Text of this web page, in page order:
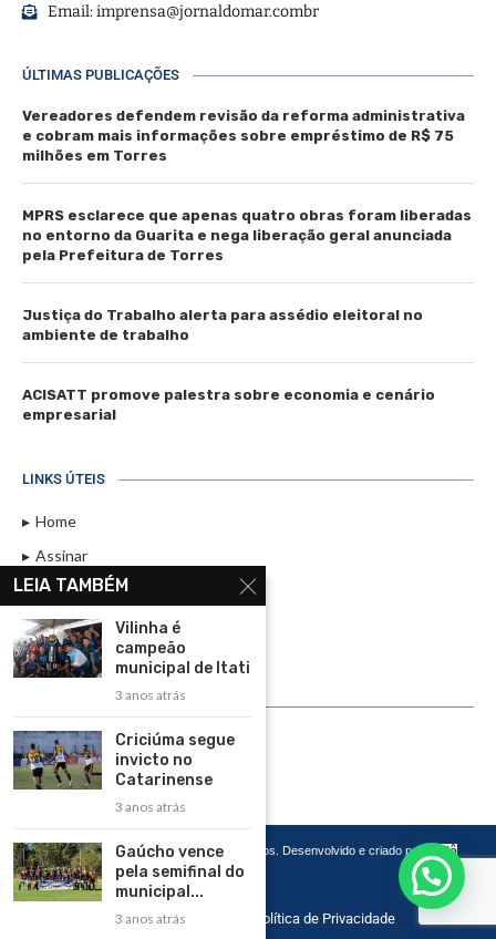
Email:imprensa@jornaldomar.combr
ÚLTIMAS PUBLICAÇÕES
Vereadores defendem revisão da reforma administrativa
e cobram mais informações sobre empréstimo de R$ 75
milhões em Torres
MPRS esclarece que apenas quatro obras foram liberadas
no entorno da Guarita e nega liberação geral anunciada
pela Prefeitura de Torres
Justiça do Trabalho alerta para assédio eleitoral no
ambiente de trabalho
ACISATT promove palestra sobre economia e cenário
empresarial
LINKS ÚTEIS
Home
Assinar
Contato
Política de Privacidade
Rádio Maristela - Ao Vivo
ASSINE
Copyright 2026 – Todos os Direitos Reservados. Desenvolvido e criado por
Cadô
Agência de Marketing
Home Contato Política de Privacidade
LEIA TAMBÉM
Vilinha é
campeão
municipal de Itati
3 anos atrás
Criciúma segue
invicto no
Catarinense
3 anos atrás
Gaúcho vence
pela semifinal do
municipal...
3 anos atrás